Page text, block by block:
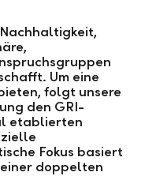
Um eine
folgt unsere
den GRI-
etablierten
Fokus basiert
doppelten